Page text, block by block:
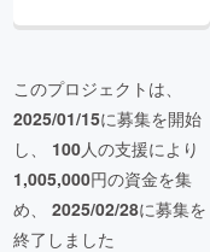
このプロジェクトは、
2025/01/15に募集を開始
し、 100人の支援により
1,005,000円の資金を集
め、 2025/02/28に募集を
終了しました